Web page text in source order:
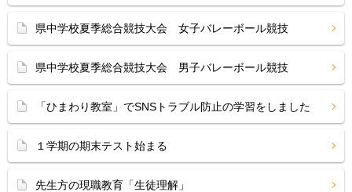
県中学校夏季総合競技大会 女子バレーボール競技
県中学校夏季総合競技大会 男子バレーボール競技
「ひまわり教室」でSNSトラブル防止の学習をしました
１学期の期末テスト始まる
先生方の現職教育「生徒理解」